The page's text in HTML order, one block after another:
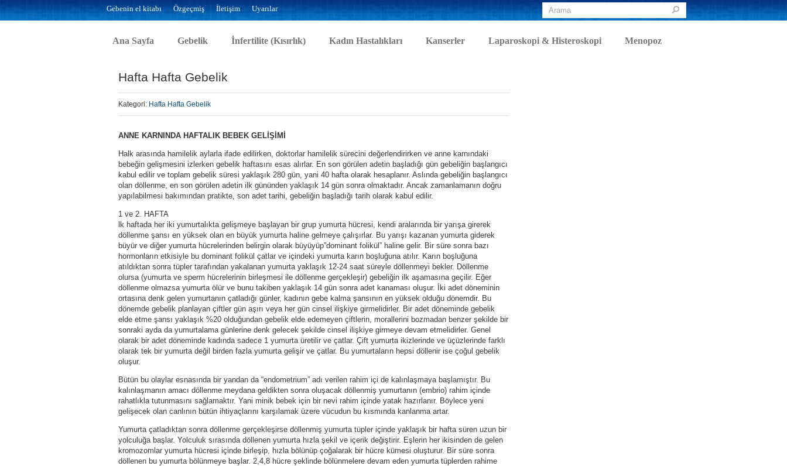
Gebenin el kitabı Özgeçmiş İletişim Uyarılar
Ana Sayfa Gebelik İnfertilite (Kısırlık) Kadın Hastalıkları Kanserler Laparoskopi & Histeroskopi Menopoz
Hafta Hafta Gebelik
Kategori: Hafta Hafta Gebelik
ANNE KARNINDA HAFTALIK BEBEK GELİŞİMİ
Halk arasında hamilelik aylarla ifade edilirken, doktorlar hamilelik sürecini değerlendirirken ve anne karnındaki
bebeğin gelişmesini izlerken gebelik haftasını esas alırlar. En son görülen adetin başladığı gün gebeliğin başlangıcı
kabul edilir ve toplam gebelik süresi yaklaşık 280 gün, yani 40 hafta olarak hesaplanır. Aslında gebeliğin başlangıcı
olan döllenme, en son görülen adetin ilk gününden yaklaşık 14 gün sonra olmaktadır. Ancak zamanlamanın doğru
yapılabilmesi bakımından pratikte, son adet tarihi, gebeliğin başladığı tarih olarak kabul edilir.
1 ve 2. HAFTA
lk haftada her iki yumurtalıkta gelişmeye başlayan bir grup yumurta hücresi, kendi aralarında bir yarışa girerek
döllenme şansı en yüksek olan en büyük yumurta haline gelmeye çalışırlar. Bu yarışı kazanan yumurta giderek
büyür ve diğer yumurta hücrelerinden belirgin olarak büyüyüp”dominant folikül” haline gelir. Bir süre sonra bazı
hormonların etkisiyle bu dominant folikül çatlar ve içindeki yumurta karın boşluğuna atılır. Karın boşluğuna
atıldıktan sonra tüpler tarafından yakalanan yumurta yaklaşık 12-24 saat süreyle döllenmeyi bekler. Döllenme
olursa (yumurta ve sperm hücrelerinin birleşmesi ile döllenme gerçekleşir) gebeliğin ilk aşamasına geçilir. Eğer
döllenme olmazsa yumurta ölür ve bunu takiben yaklaşık 14 gün sonra adet kanaması oluşur. İki adet döneminin
ortasına denk gelen yumurtanın çatladığı günler, kadının gebe kalma şansının en yüksek olduğu dönemdir. Bu
dönemde gebelik planlayan çiftler gün aşırı veya her gün cinsel ilişkiye girmelidirler. Bir adet döneminde gebelik
elde etme şansı yaklaşık %20 olduğundan gebelik elde edemeyen çiftlerin, morallerini bozmadan benzer şekilde bir
sonraki ayda da yumurtalama günlerine denk gelecek şekilde cinsel ilişkiye girmeye devam etmelidirler. Genel
olarak bir adet döneminde kadında sadece 1 yumurta üretilir ve çatlar. Çift yumurta ikizlerinde ve üçüzlerinde farklı
olarak tek bir yumurta değil birden fazla yumurta gelişir ve çatlar. Bu yumurtaların hepsi döllenir ise çoğul gebelik
oluşur.
Bütün bu olaylar esnasında bir yandan da “endometrium” adı verilen rahim içi de kalınlaşmaya başlamıştır. Bu
kalınlaşmanın amacı döllenme meydana geldikten sonra oluşacak döllenmiş yumurtanın (embrio) rahim içinde
rahatlıkla tutunmasını sağlamaktır. Yani minik bebek için bir nevi rahim içinde yatak hazırlanır. Böylece yeni
gelişecek olan canlının bütün ihtiyaçlarını karşılamak üzere vücudun bu kısmında kanlanma artar.
Yumurta çatladıktan sonra döllenme gerçekleşirse döllenmiş yumurta tüpler içinde yaklaşık bir hafta süren uzun bir
yolculuğa başlar. Yolculuk sırasında döllenen yumurta hızla şekil ve içerik değiştirir. Eşlerin her ikisinden de gelen
kromozomlar yumurta hücresi içinde birleşip, hızla bölünüp çoğalarak bir hücre kümesi oluşturur. Bir süre sonra
döllenen bu yumurta bölünmeye başlar. 2,4,8 hücre şeklinde bölünmelere devam eden yumurta tüplerden rahime